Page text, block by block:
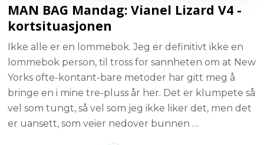
MAN BAG Mandag: Vianel Lizard V4 -
kortsituasjonen
Ikke alle er en lommebok. Jeg er definitivt ikke en
lommebok person, til tross for sannheten om at New
Yorks ofte-kontant-bare metoder har gitt meg å
bringe en i mine tre-pluss år her. Det er klumpete så
vel som tungt, så vel som jeg ikke liker det, men det
er uansett, som veier nedover bunnen …